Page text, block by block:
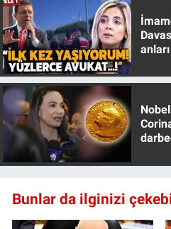
Bunlar da ilginizi